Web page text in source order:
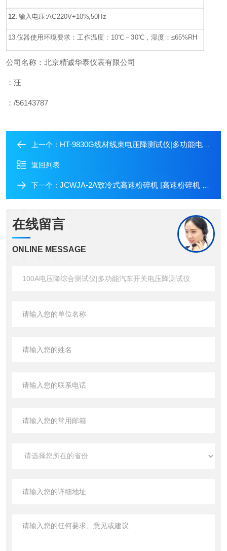
12. 输入电压:AC220V+10%,50Hz
13.仪器使用环境要求：工作温度：10℃－30℃，湿度：≤65%RH
公司名称：北京精诚华泰仪表有限公司
：汪
： /56143787
上一个： HT-9830G线材线束电压降测试仪|多功能电压降测试仪|继电器电压降厂
返回列表
下一个： JCWJA-2A致冷式高速粉碎机 |高速粉碎机 |粉碎机厂家
在线留言
ONLINE MESSAGE